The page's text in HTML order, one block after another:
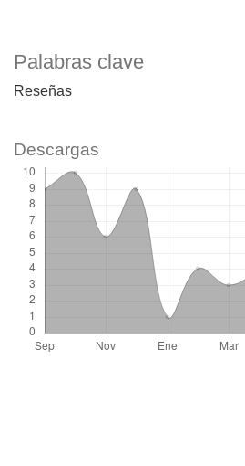
Palabras clave
Reseñas
Descargas